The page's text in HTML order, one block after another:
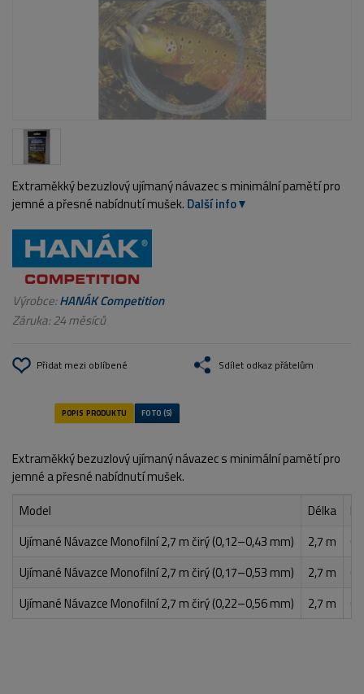
Extraměkký bezuzlový ujímaný návazec s minimální pamětí pro
jemné a přesné nabídnutí mušek. Další info
Výrobce:HANÁK Competition
Záruka: 24 měsíců
Přidat mezi oblíbené Sdílet odkaz přátelům
Extraměkký bezuzlový ujímaný návazec s minimální pamětí pro
jemné a přesné nabídnutí mušek.
Model
Délka
Ujímané Návazce Monofilní 2,7 m čirý (0,12–0,43 mm)
2,7 m
Ujímané Návazce Monofilní 2,7 m čirý (0,17–0,53 mm)
2,7 m
Ujímané Návazce Monofilní 2,7 m čirý (0,22–0,56 mm)
2,7 m